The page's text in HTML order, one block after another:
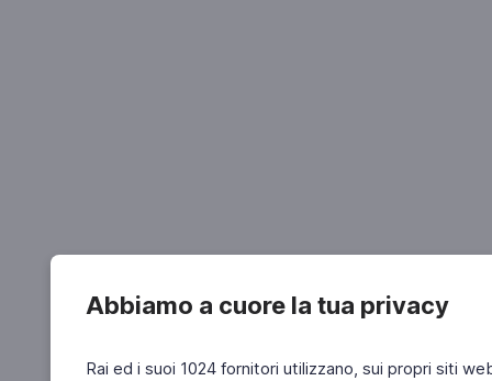
Abbiamo a cuore la tua privacy
Rai ed i suoi 1024 fornitori utilizzano, sui propri siti